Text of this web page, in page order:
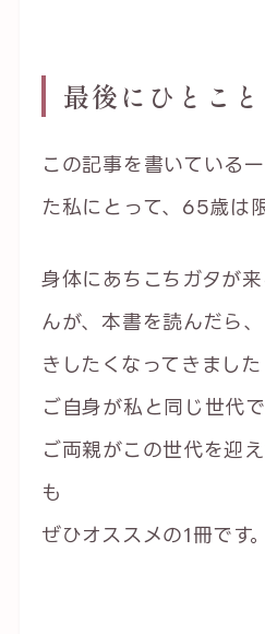
最後にひとこと
この記事を書いている
た私にとって、65歳は
身体にあちこちガタが
んが、本書を読んだら
きしたくなってきました
ご自身が私と同じ世代
ご両親がこの世代を迎
も
ぜひオススメの1冊です。